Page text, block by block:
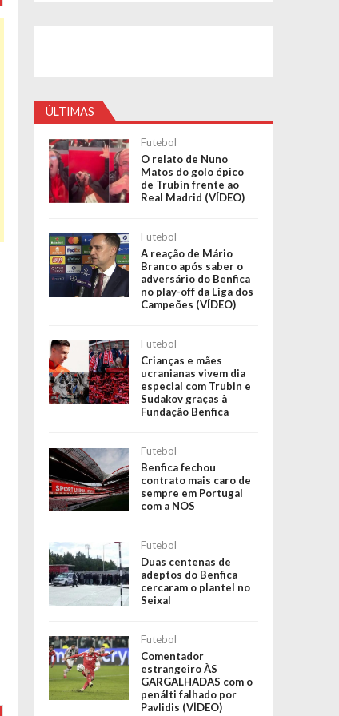
ÚLTIMAS
Futebol
O relato de Nuno
Matos do golo épico
de Trubin frente ao
Real Madrid (VÍDEO)
Futebol
A reação de Mário
Branco após saber o
adversário do Benfica
no play-off da Liga dos
Campeões (VÍDEO)
Futebol
Crianças e mães
ucranianas vivem dia
especial com Trubin e
Sudakov graças à
Fundação Benfica
Futebol
Benfica fechou
contrato mais caro de
sempre em Portugal
com a NOS
Futebol
Duas centenas de
adeptos do Benfica
cercaram o plantel no
Seixal
Futebol
Comentador
estrangeiro ÀS
GARGALHADAS com o
penálti falhado por
Pavlidis (VÍDEO)